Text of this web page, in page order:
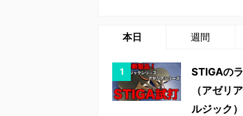
本日 週間
STIGAの
（アゼリ
ルジック